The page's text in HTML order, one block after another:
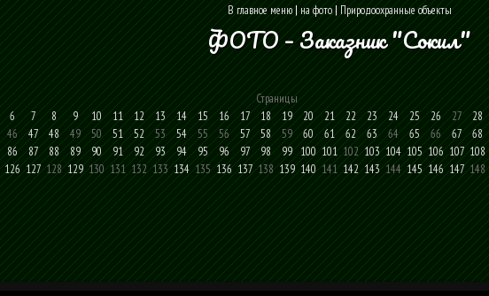
В главное меню|на фото|Природоохранные объекты
ФОТО – Заказник "Сокил"
Страницы
6 7 8 9 10 11 12 13 14 15 16 17 18 19 20 21 22 23 24 25 26 27 28
46 47 48 49 50 51 52 53 54 55 56 57 58 59 60 61 62 63 64 65 66 67 68
86 87 88 89 90 91 92 93 94 95 96 97 98 99 100 101102103 104 105 106 107 108
126 127128129130131132133134135136 137138139 140141142 143144145 146 147148